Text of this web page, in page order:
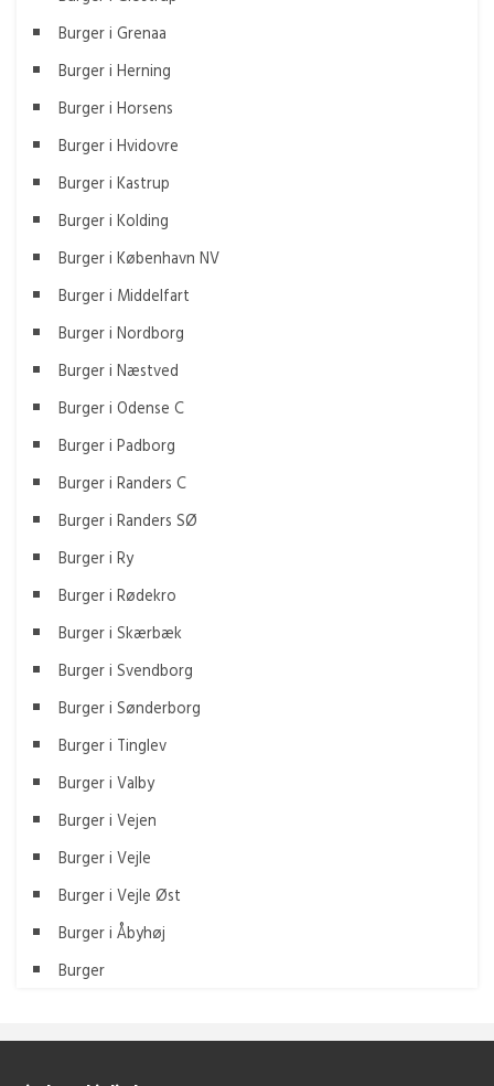
Burger i Grenaa
Burger i Herning
Burger i Horsens
Burger i Hvidovre
Burger i Kastrup
Burger i Kolding
Burger i København NV
Burger i Middelfart
Burger i Nordborg
Burger i Næstved
Burger i Odense C
Burger i Padborg
Burger i Randers C
Burger i Randers SØ
Burger i Ry
Burger i Rødekro
Burger i Skærbæk
Burger i Svendborg
Burger i Sønderborg
Burger i Tinglev
Burger i Valby
Burger i Vejen
Burger i Vejle
Burger i Vejle Øst
Burger i Åbyhøj
Burger